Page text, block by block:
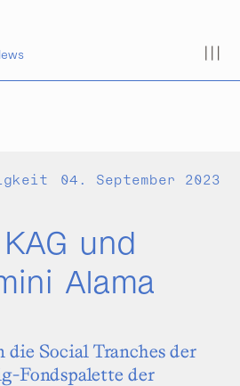
04. September 2023
und
Alama
Social Tranches der
Fonds­palette der